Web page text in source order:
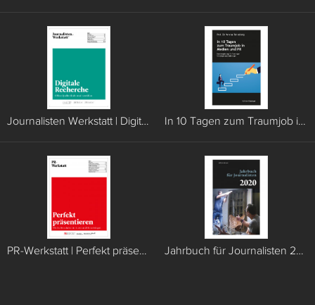
Journalisten Werkstatt | Digitale Recherche In 10 Tagen zum Traumjob in Medien und PR
PR-Werkstatt | Perfekt präsentieren Jahrbuch für Journalisten 2020